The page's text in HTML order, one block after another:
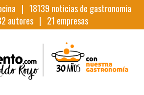
| 18139 noticias de gastronomia
autores | 21 empresas